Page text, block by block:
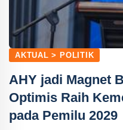
AKTUAL > POLITIK
AHY jadi Magnet
Optimis Raih
pada Pemilu 2029